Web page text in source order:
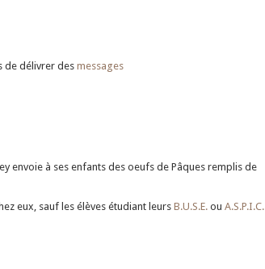
de délivrer desmessages
envoie à ses enfants des oeufs de Pâques remplis de
eux, sauf les élèves étudiant leurs B.U.S.E. ou A.S.P.I.C.